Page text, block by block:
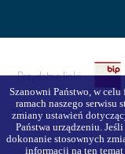
Przydatne linki:
Polityka prywatności
© 2015
Szanowni Państwo, w
ramach naszego
zmiany ustawień
Państwa urządzeniu.
dokonanie stosownych
informacji na ten